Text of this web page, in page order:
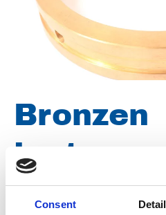
Consent
Bronzen
t.b.v.